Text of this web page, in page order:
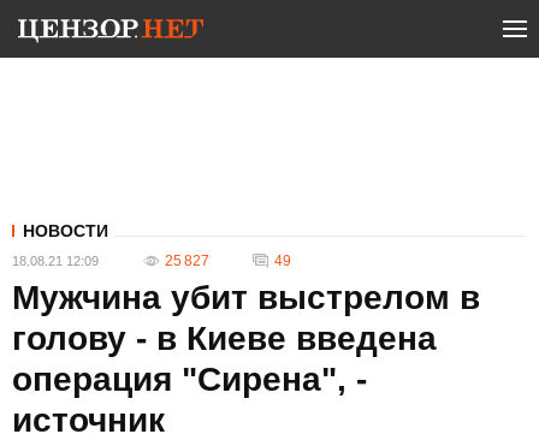
НОВОСТИ
18.08.21 12:09 25 827 49
Мужчина убит выстрелом в
голову - в Киеве введена
операция "Сирена", -
источник